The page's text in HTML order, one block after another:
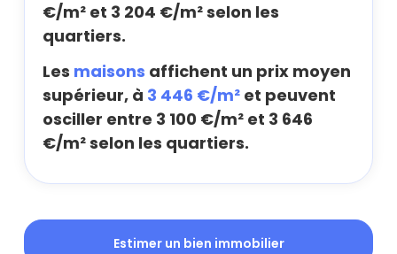
€/m² et 3 204 €/m² selon les
quartiers.
Les maisons affichent un prix moyen
supérieur, à 3 446 €/m² et peuvent
osciller entre 3 100 €/m² et 3 646
€/m² selon les quartiers.
Estimer un bien immobilier